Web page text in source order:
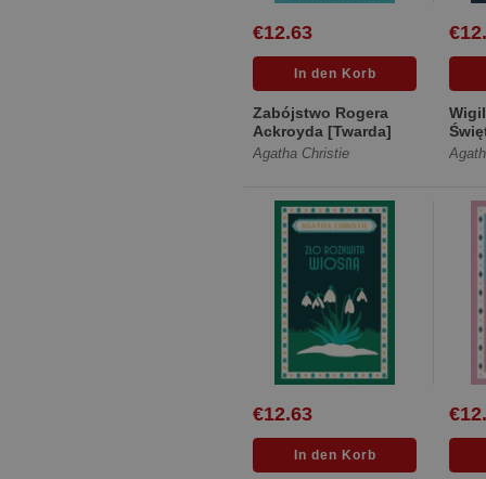
€12.63
Zabójstwo Rogera
Ackroyda [Twarda]
Agatha Christie
€12.63